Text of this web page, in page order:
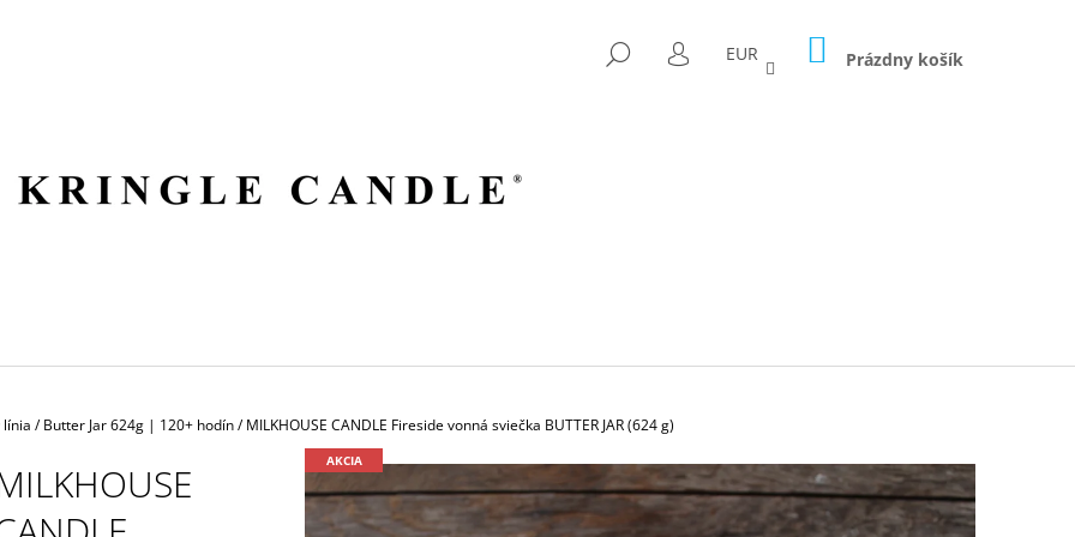
HĽADAŤ
PRIHLÁSENIE
EUR NÁKUPNÝ
KOŠÍK
Prázdny košík
/ Butter Jar 624g | 120+ hodín/ MILKHOUSE CANDLE Fireside vonná sviečka BUTTER JAR (624 g)
AKCIA
HERMANOS APOTHECARY VOLUSPA JAPONICA FORAGED